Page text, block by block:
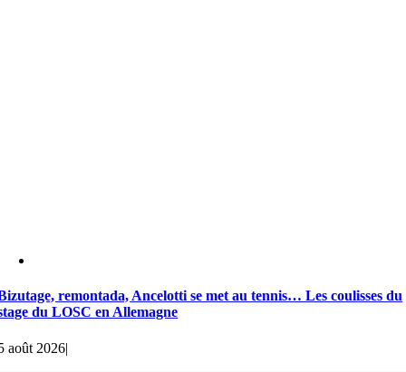
remontada, Ancelotti se met au tennis… Les coulisses du
du LOSC en Allemagne
août 2026|